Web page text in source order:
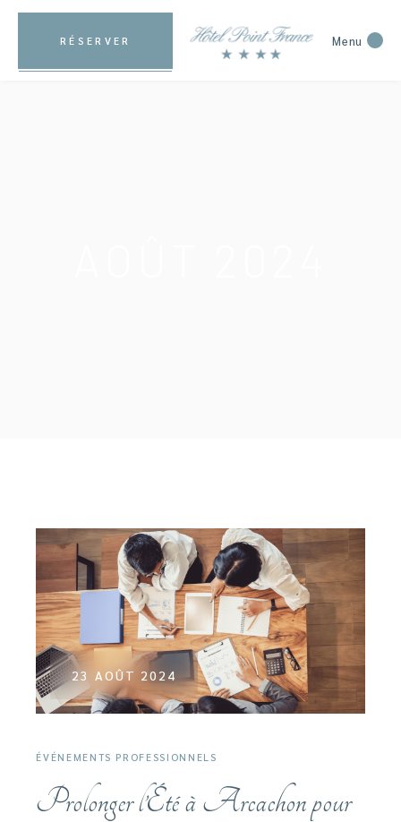
RÉSERVER Menu
23 AOÛT 2024
ÉVÉNEMENTS PROFESSIONNELS
Prolonger l’Été à Arcachon pour